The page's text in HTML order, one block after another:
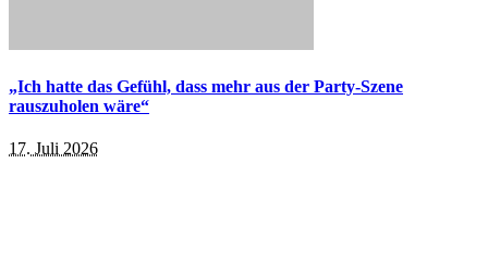
„Ich hatte das Gefühl, dass mehr aus der Party-Szene
rauszuholen wäre“
17. Juli 2026